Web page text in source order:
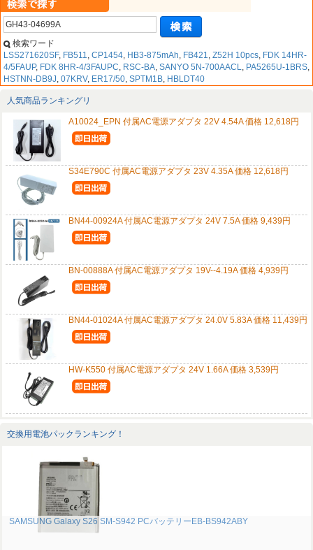
検索ワード
LSS271620SF, FB511, CP1454, HB3-875mAh, FB421, Z52H 10pcs, FDK 14HR-
4/5FAUP, FDK 8HR-4/3FAUPC, RSC-BA, SANYO 5N-700AACL, PA5265U-1BRS,
HSTNN-DB9J, 07KRV, ER17/50, SPTM1B, HBLDT40
人気商品ランキングリ
A10024_EPN 付属AC電源アダプタ 22V 4.54A 価格 12,618円
S34E790C 付属AC電源アダプタ 23V 4.35A 価格 12,618円
BN44-00924A 付属AC電源アダプタ 24V 7.5A 価格 9,439円
BN-00888A 付属AC電源アダプタ 19V--4.19A 価格 4,939円
BN44-01024A 付属AC電源アダプタ 24.0V 5.83A 価格 11,439円
HW-K550 付属AC電源アダプタ 24V 1.66A 価格 3,539円
交換用電池パックランキング！
SAMSUNG Galaxy S26 SM-S942 PCバッテリーEB-BS942ABY